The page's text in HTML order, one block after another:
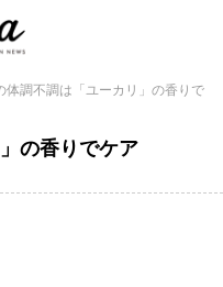
体調不調は「ユーカリ」の香りで
の香りでケア